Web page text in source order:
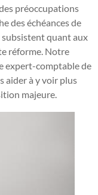
préoccupations
des échéances de
quant aux
réforme. Notre
expert-comptable de
aider à y voir plus
majeure.